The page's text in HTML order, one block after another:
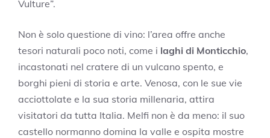
Vulture”.
Non è solo questione di vino: l’area offre anche
tesori naturali poco noti, come i laghi di Monticchio,
incastonati nel cratere di un vulcano spento, e
borghi pieni di storia e arte. Venosa, con le sue vie
acciottolate e la sua storia millenaria, attira
visitatori da tutta Italia. Melfi non è da meno: il suo
castello normanno domina la valle e ospita mostre